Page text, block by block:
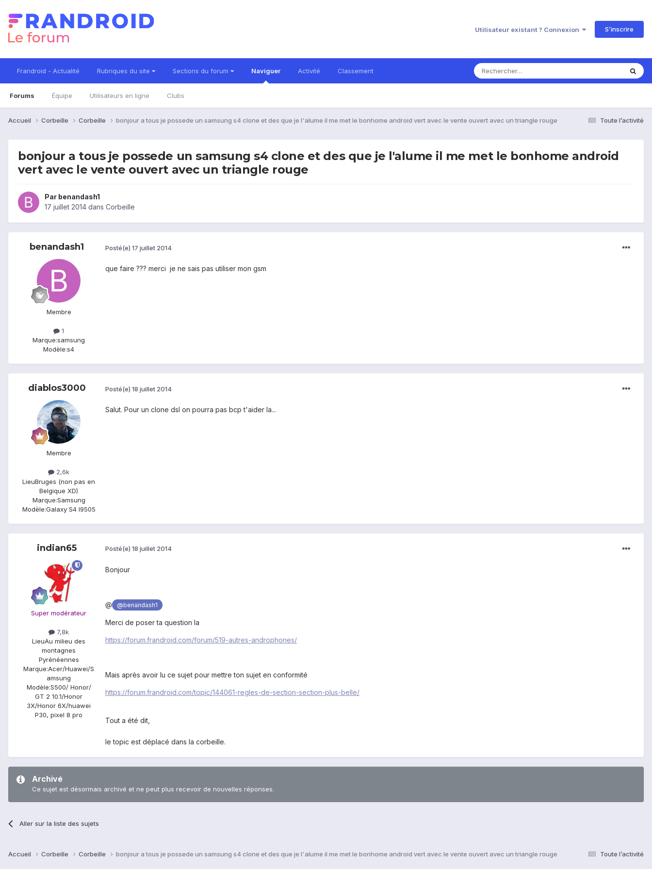
Utilisateur existant ? Connexion S’inscrire
Frandroid - Actualité Rubriques du site Sections du forum Naviguer
Forums Équipe Utilisateurs en ligne Clubs
Activité Classement
Toute l’activité
Accueil Corbeille Corbeille bonjour a tous je possede un samsung s4 clone et des que je l'alume il me met le bonhome android vert avec le vente ouvert avec un triangle rouge
bonjour a tous je possede un samsung s4 clone et des que je l'alume il me met le bonhome android
vert avec le vente ouvert avec un triangle rouge
Par benandash1
17 juillet 2014 dans Corbeille
benandash1
Membre
1
Marque:samsung
Modèle:s4
Posté(e) 17 juillet 2014
que faire ??? merci je ne sais pas utiliser mon gsm
diablos3000
Membre
2,6k
LieuBruges (non pas en
Belgique XD)
Marque:Samsung
Modèle:Galaxy S4 I9505
Posté(e) 18 juillet 2014
Salut. Pour un clone dsl on pourra pas bcp t'aider la...
indian65
Super modérateur
7,8k
LieuAu milieu des
montagnes
Pyrénéennes
Marque:Acer/Huawei/S
amsung
Modèle:S500/ Honor/
GT 2 10.1/Honor
3X/Honor 6X/huawei
P30, pixel 8 pro
Posté(e) 18 juillet 2014
Bonjour
@ @benandash1
Merci de poser ta question la
https://forum.frandroid.com/forum/519-autres-androphones/
Mais après avoir lu ce sujet pour mettre ton sujet en conformité
https://forum.frandroid.com/topic/144061-regles-de-section-section-plus-belle/
Tout a été dit,
le topic est déplacé dans la corbeille.
Archivé
Ce sujet est désormais archivé et ne peut plus recevoir de nouvelles réponses.
Aller sur la liste des sujets
Toute l’activité
Accueil Corbeille Corbeille bonjour a tous je possede un samsung s4 clone et des que je l'alume il me met le bonhome android vert avec le vente ouvert avec un triangle rouge